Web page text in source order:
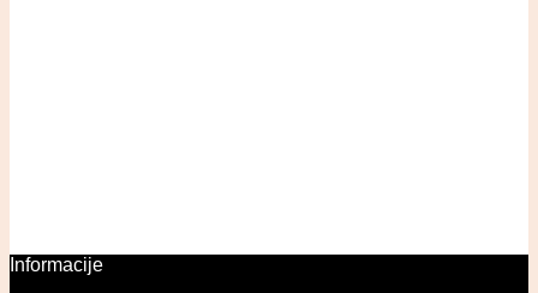
Informacije